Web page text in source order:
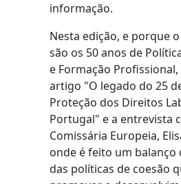
informação.
Nesta edição, e porque
são os 50 anos de
e Formação
artigo "O legado do 25
Proteção dos Direitos
Portugal" e a entrevista
Comissária Europeia,
onde é feito um balanço
das políticas de coesão